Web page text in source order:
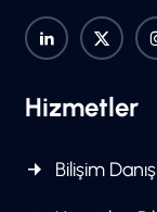
Hizmetler
Bilişim